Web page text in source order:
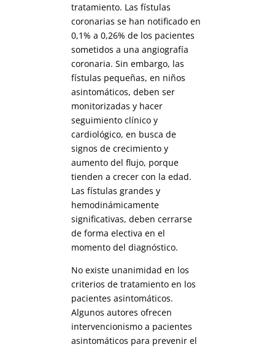
tratamiento. Las fístulas
coronarias se han notificado en
0,1% a 0,26% de los pacientes
sometidos a una angiografía
coronaria. Sin embargo, las
fístulas pequeñas, en niños
asintomáticos, deben ser
monitorizadas y hacer
seguimiento clínico y
cardiológico, en busca de
signos de crecimiento y
aumento del flujo, porque
tienden a crecer con la edad.
Las fístulas grandes y
hemodinámicamente
significativas, deben cerrarse
de forma electiva en el
momento del diagnóstico.
No existe unanimidad en los
criterios de tratamiento en los
pacientes asintomáticos.
Algunos autores ofrecen
intervencionismo a pacientes
asintomáticos para prevenir el